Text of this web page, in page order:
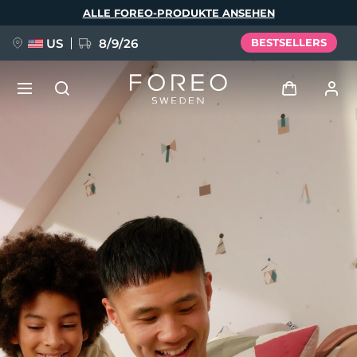
ALLE FOREO-PRODUKTE ANSEHEN
US 8/9/26 BESTSELLERS
Benutzerkonto
Meine Bestellungen
Meine Abonnements
FAQ™ Pure Beauty-Tech Elixir
BREAKING NEWS
issa™ Teeth Whitening Set
Sprache
English Deutsch
Español
Français
Italiano
Polski
Svenska
Русский
Türkçe
简体中文